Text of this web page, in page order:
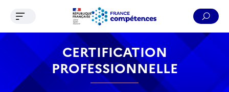
Contenu Recherche Menu Pied de page
Ouvrir le menu de navigation
CERTIFICATION
PROFESSIONNELLE